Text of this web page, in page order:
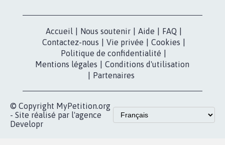
Accueil Nous soutenir Aide FAQ
Contactez-nous
Vie privée Cookies
Politique de confidentialité
Mentions légales
Conditions d'utilisation
Partenaires
© Copyright MyPetition.org
- Site réalisé par l'agence
Developr